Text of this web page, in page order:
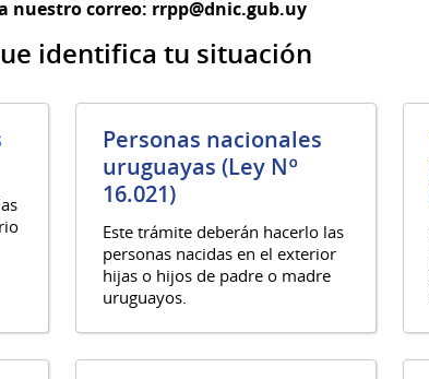
nuestro correo: rrpp@dnic.gub.uy
identifica tu situación
Personas nacionales
uruguayas (Ley Nº
16.021)
Este trámite deberán hacerlo las
personas nacidas en el exterior
hijas o hijos de padre o madre
uruguayos.